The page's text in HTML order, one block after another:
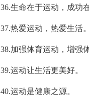
36.生命在于运动，成功
37.热爱运动，热爱生活。
38.加强体育运动，增强
39.运动让生活更美好。
40.运动是健康之源。